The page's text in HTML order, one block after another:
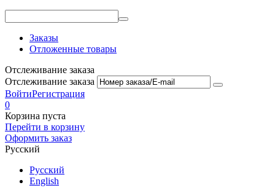
Заказы
Отложенные товары
Отслеживание заказа
Отслеживание заказа
ВойтиРегистрация
0
Корзина пуста
Перейти в корзину
Оформить заказ
Русский
Русский
English